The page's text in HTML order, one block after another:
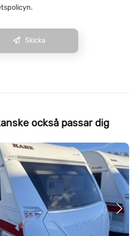
Skicka
också passar dig